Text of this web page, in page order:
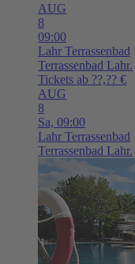
AUG
8
09:00
Lahr Terrassenbad
Terrassenbad Lahr.
Tickets ab ??,?? €
AUG
8
Sa, 09:00
Lahr Terrassenbad
Terrassenbad Lahr.